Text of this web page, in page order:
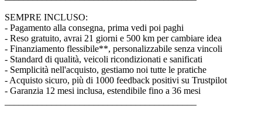
SEMPRE INCLUSO:
- Pagamento alla consegna, prima vedi poi paghi
- Reso gratuito, avrai 21 giorni e 500 km per cambiare idea
- Finanziamento flessibile**, personalizzabile senza vincoli
- Standard di qualità, veicoli ricondizionati e sanificati
- Semplicità nell'acquisto, gestiamo noi tutte le pratiche
- Acquisto sicuro, più di 1000 feedback positivi su Trustpilot
- Garanzia 12 mesi inclusa, estendibile fino a 36 mesi